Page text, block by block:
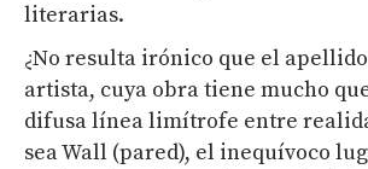
literarias.
¿No resulta irónico que el
artista, cuya obra tiene mucho
difusa línea limítrofe entre
sea Wall (pared), el inequívoco